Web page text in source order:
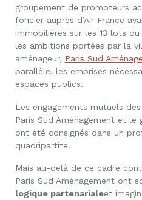
groupement de promoteurs
foncier auprès d’Air France
immobilières sur les 13 lots
les ambitions portées par la
aménageur, Paris Sud
parallèle, les emprises
espaces publics.
Les engagements mutuels
Paris Sud Aménagement et
ont été consignés dans un
quadripartite.
Mais au-delà de ce cadre
Paris Sud Aménagement ont
logique partenarialeet